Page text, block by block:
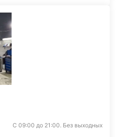
С 09:00 до 21:00. Без выходных